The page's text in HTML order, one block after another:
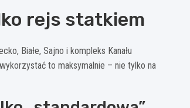
rejs statkiem
Białe, Sajno i kompleks Kanału
to maksymalnie – nie tylko na